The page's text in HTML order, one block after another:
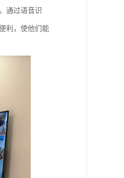
通过语音识
利，使他们能